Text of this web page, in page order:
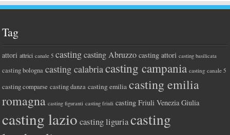
Tag
attori attrici canale 5 casting casting Abruzzo casting attori casting basilicata
casting bologna casting calabriacasting campania casting canale 5
casting comparse casting danza casting emilia casting emilia
romagna casting figuranti casting friuli casting Friuli Venezia Giulia
casting lazio casting liguriacasting